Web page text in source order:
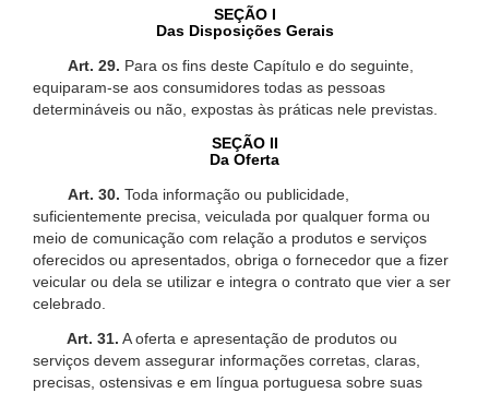
SEÇÃO I
Das Disposições Gerais
Art. 29. Para os fins deste Capítulo e do seguinte,
equiparam-se aos consumidores todas as pessoas
determináveis ou não, expostas às práticas nele previstas.
SEÇÃO II
Da Oferta
Art. 30. Toda informação ou publicidade,
suficientemente precisa, veiculada por qualquer forma ou
meio de comunicação com relação a produtos e serviços
oferecidos ou apresentados, obriga o fornecedor que a fizer
veicular ou dela se utilizar e integra o contrato que vier a ser
celebrado.
Art. 31. A oferta e apresentação de produtos ou
serviços devem assegurar informações corretas, claras,
precisas, ostensivas e em língua portuguesa sobre suas